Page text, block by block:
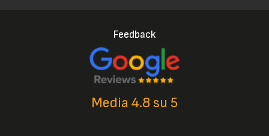
Feedback
Media 4.8 su 5